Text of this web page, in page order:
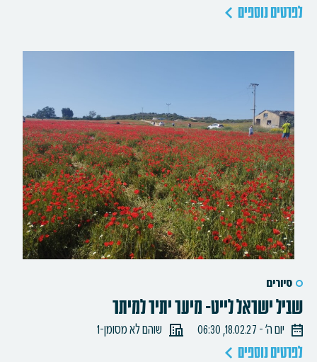
לפרטים נוספים
סיורים
שביל ישראל לייט- מיער יתיר למיתר
יום ה׳ - 18.02.27, 06:30 שוהם לא מסומן-1
לפרטים נוספים